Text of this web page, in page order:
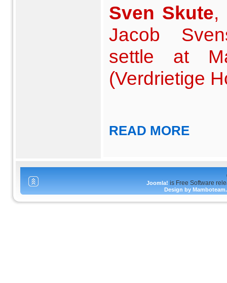
Sven Skute,
Jacob
settle at
(Verdrietige
READ MORE
Joomla! is Free Software
Design by